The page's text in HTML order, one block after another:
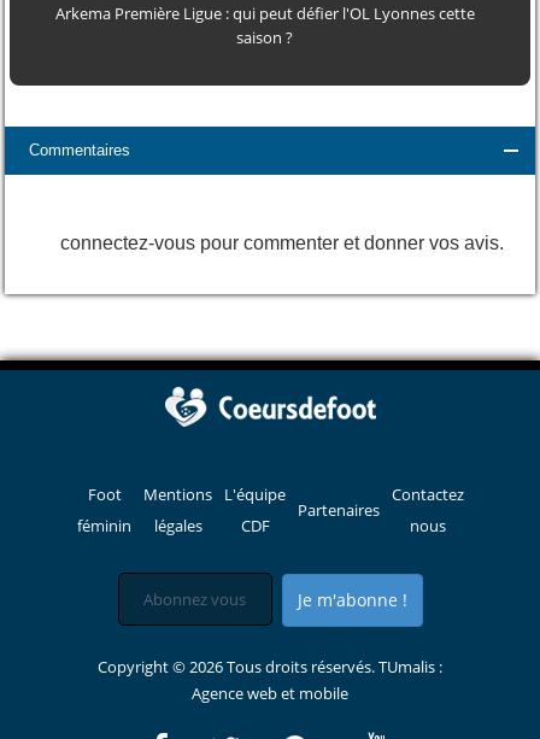
Arkema Première Ligue : qui peut défier l'OL Lyonnes cette
saison ?
Commentaires
connectez-vous pour commenter et donner vos avis.
Foot
féminin
Mentions
légales
L'équipe
CDF
Partenaires
Contactez
nous
Je m'abonne !
Copyright © 2026 Tous droits réservés. TUmalis :
Agence web et mobile